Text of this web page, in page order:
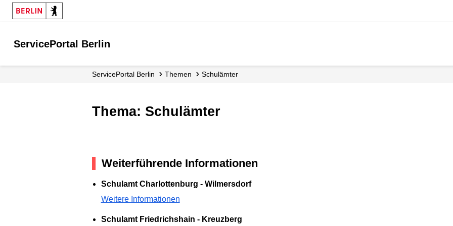
ServicePortal Berlin
ServicePortal Berlin Themen Schulämter
Thema: Schulämter
Weiterführende Informationen
Schulamt Charlottenburg - Wilmersdorf
Weitere Informationen
Schulamt Friedrichshain - Kreuzberg